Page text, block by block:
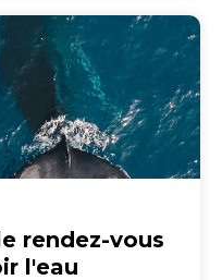
rendez-vous
l'eau